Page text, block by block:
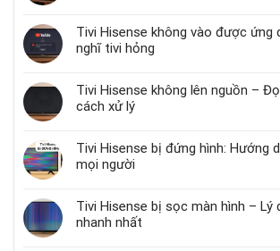
Tivi Hisense không vào được ứng
nghĩ tivi hỏng
Tivi Hisense không lên nguồn –
cách xử lý
Tivi Hisense bị đứng hình: Hướng
mọi người
Tivi Hisense bị sọc màn hình – Lý
nhanh nhất